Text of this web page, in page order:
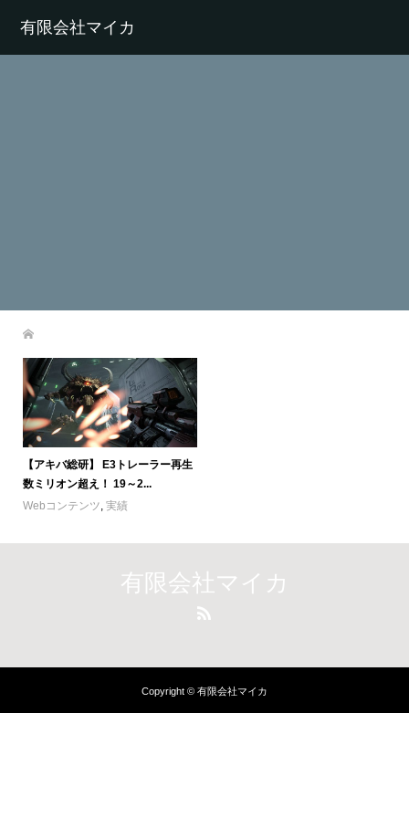
有限会社マイカ
【アキバ総研】 E3トレーラー再生
数ミリオン超え！ 19～2...
Webコンテンツ, 実績
有限会社マイカ
Copyright © 有限会社マイカ